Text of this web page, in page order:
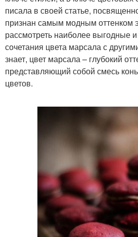
писала в своей статье,
признан самым модным оттенком
рассмотреть наиболее выгодные
сочетания цвета марсала с
знает, цвет марсала – глубокий
представляющий собой смесь
цветов.